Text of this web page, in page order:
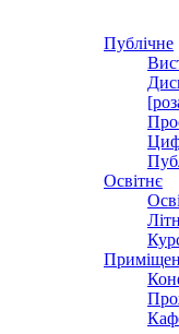
Публічне
Освітнє